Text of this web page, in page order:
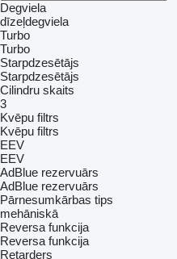
Degviela
dīzeļdegviela
Turbo
Turbo
Starpdzesētājs
Starpdzesētājs
Cilindru skaits
3
Kvēpu filtrs
Kvēpu filtrs
EEV
EEV
AdBlue rezervuārs
AdBlue rezervuārs
Pārnesumkārbas tips
mehāniskā
Reversa funkcija
Reversa funkcija
Retarders